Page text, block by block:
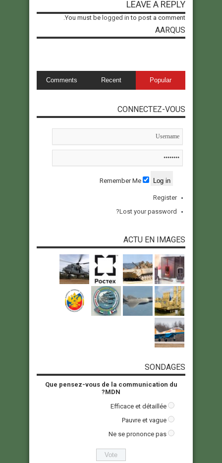
LEAVE A REPLY
You must be logged in to post a comment.
AARQUS
Popular
Recent
Comments
CONNECTEZ-VOUS
Register
Lost your password?
ACTU EN IMAGES
SONDAGES
Que pensez-vous de la communication du
MDN?
Efficace et détaillée
Pauvre et vague
Ne se prononce pas